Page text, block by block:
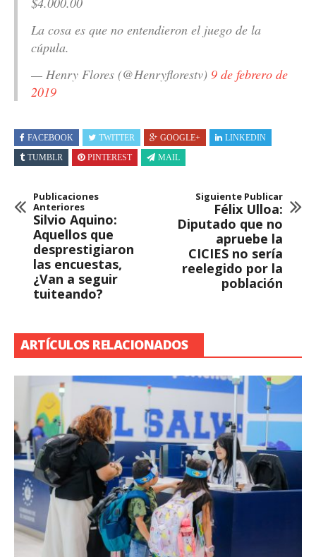
La cosa es que no entendieron el juego de la
cúpula.
— Henry Flores (@Henryflorestv) 9 de febrero de
2019
FACEBOOK TWITTER GOOGLE+
LINKEDIN
TUMBLR
PINTEREST MAIL
Publicaciones
Anteriores
Silvio Aquino:
Aquellos que
desprestigiaron
las encuestas,
¿Van a seguir
tuiteando?
Siguiente Publicar
Félix Ulloa:
Diputado que no
apruebe la
CICIES no sería
reelegido por la
población
ARTÍCULOS RELACIONADOS